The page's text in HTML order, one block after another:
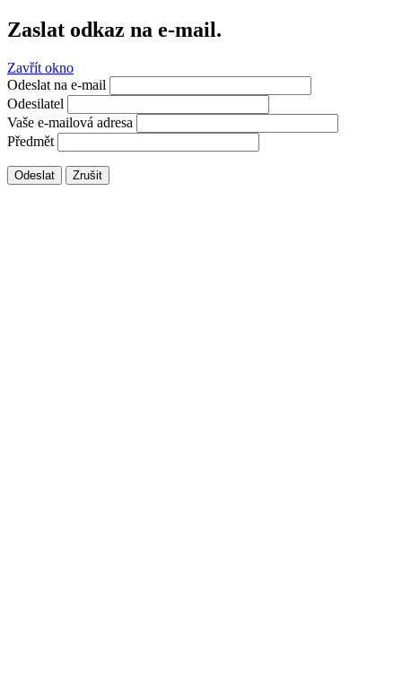
Zaslat odkaz na e-mail.
Zavřít okno
Odeslat na e-mail
Odesilatel
Vaše e-mailová adresa
Předmět
Odeslat Zrušit